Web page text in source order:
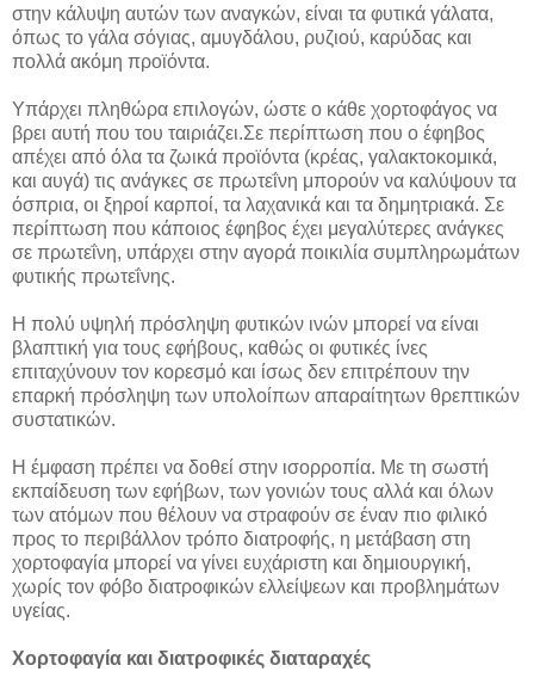
στην κάλυψη αυτών των αναγκών, είναι τα φυτικά γάλατα,
όπως το γάλα σόγιας, αμυγδάλου, ρυζιού, καρύδας και
πολλά ακόμη προϊόντα.
Υπάρχει πληθώρα επιλογών, ώστε ο κάθε χορτοφάγος να
βρει αυτή που του ταιριάζει.Σε περίπτωση που ο έφηβος
απέχει από όλα τα ζωικά προϊόντα (κρέας, γαλακτοκομικά,
και αυγά) τις ανάγκες σε πρωτεΐνη μπορούν να καλύψουν τα
όσπρια, οι ξηροί καρποί, τα λαχανικά και τα δημητριακά. Σε
περίπτωση που κάποιος έφηβος έχει μεγαλύτερες ανάγκες
σε πρωτεΐνη, υπάρχει στην αγορά ποικιλία συμπληρωμάτων
φυτικής πρωτεΐνης.
Η πολύ υψηλή πρόσληψη φυτικών ινών μπορεί να είναι
βλαπτική για τους εφήβους, καθώς οι φυτικές ίνες
επιταχύνουν τον κορεσμό και ίσως δεν επιτρέπουν την
επαρκή πρόσληψη των υπολοίπων απαραίτητων θρεπτικών
συστατικών.
Η έμφαση πρέπει να δοθεί στην ισορροπία. Με τη σωστή
εκπαίδευση των εφήβων, των γονιών τους αλλά και όλων
των ατόμων που θέλουν να στραφούν σε έναν πιο φιλικό
προς το περιβάλλον τρόπο διατροφής, η μετάβαση στη
χορτοφαγία μπορεί να γίνει ευχάριστη και δημιουργική,
χωρίς τον φόβο διατροφικών ελλείψεων και προβλημάτων
υγείας.
Χορτοφαγία και διατροφικές διαταραχές